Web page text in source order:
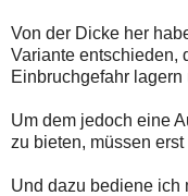
Von der Dicke her
Variante entschieden,
Einbruchgefahr
Um dem jedoch eine
zu bieten, müssen
Und dazu bediene ich